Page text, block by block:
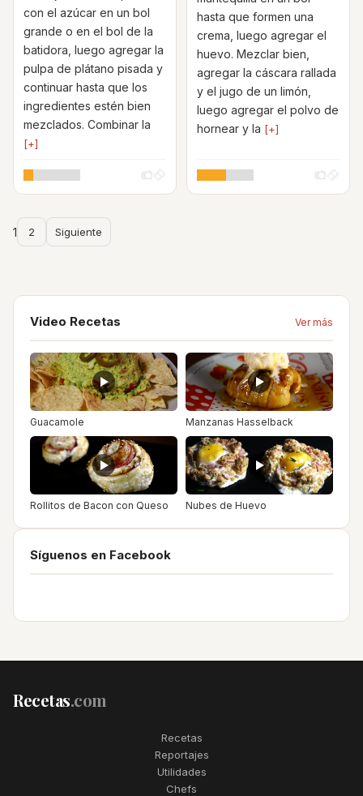
con el azúcar en un bol
grande o en el bol de la
batidora, luego agregar la
pulpa de plátano pisada y
continuar hasta que los
ingredientes estén bien
mezclados. Combinar la
[+]
hasta que formen una
crema, luego agregar el
huevo. Mezclar bien,
agregar la cáscara rallada
y el jugo de un limón,
luego agregar el polvo de
hornear y la [+]
1 2 Siguiente
Video Recetas Ver más
Guacamole Manzanas Hasselback
Rollitos de Bacon con Queso Nubes de Huevo
Síguenos en Facebook
Recetas.com
Recetas
Reportajes
Utilidades
Chefs